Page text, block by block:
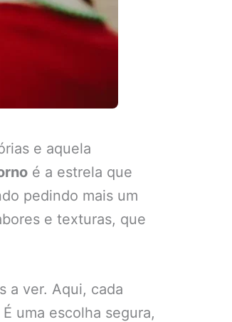
e aquela
é a estrela que
pedindo mais um
e texturas, que
a ver. Aqui, cada
uma escolha segura,